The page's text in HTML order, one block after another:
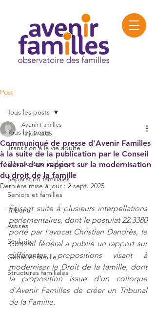
Post
Tous les posts
Transition à la vie adulte
Décrochage scolaire
Séparation familiales
Seniors et familles
Tribunal
Assises
Scolarité
Genre et famille
Structures familiales
Tous les posts
Communiqué de presse d'Avenir Familles
à la suite de la publication par le Conseil
fédéral d'un rapport sur la modernisation
du droit de la famille
Avenir Familles
13 juin 2025
Dernière mise à jour : 2 sept. 2025
Faisant suite à plusieurs interpellations
parlementaires, dont le postulat 22.3380
porté par l'avocat Christian Dandrès, le
Conseil fédéral a publié un rapport sur
différentes propositions visant à
moderniser le Droit de la famille, dont
la proposition issue d'un colloque
d'Avenir Familles de créer un Tribunal
de la Famille.